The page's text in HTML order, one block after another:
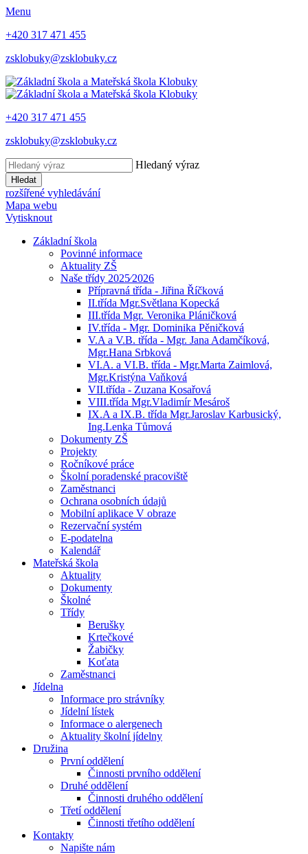
Menu
+420 317 471 455
zsklobuky@zsklobuky.cz
+420 317 471 455
zsklobuky@zsklobuky.cz
Hledaný výraz
Hledat
rozšířené vyhledávání
Mapa webu
Vytisknout
Základní škola
Povinné informace
Aktuality ZŠ
Naše třídy 2025⁄2026
Přípravná třída - Jiřina Říčková
II.třída Mgr.Světlana Kopecká
III.třída Mgr. Veronika Pláničková
IV.třída - Mgr. Dominika Pěničková
V.A a V.B. třída - Mgr. Jana Adamčíková,
Mgr.Hana Srbková
VI.A. a VI.B. třída - Mgr.Marta Zaimlová,
Mgr.Kristýna Vaňková
VII.třída - Zuzana Kosařová
VIII.třída Mgr.Vladimír Mesároš
IX.A a IX.B. třída Mgr.Jaroslav Karbusický,
Ing.Lenka Tůmová
Dokumenty ZŠ
Projekty
Ročníkové práce
Školní poradenské pracoviště
Zaměstnanci
Ochrana osobních údajů
Mobilní aplikace V obraze
Rezervační systém
E-podatelna
Kalendář
Mateřská škola
Aktuality
Dokumenty
Školné
Třídy
Berušky
Krtečkové
Žabičky
Koťata
Zaměstnanci
Jídelna
Informace pro strávníky
Jídelní lístek
Informace o alergenech
Aktuality školní jídelny
Družina
První oddělení
Činnosti prvního oddělení
Druhé oddělení
Činnosti druhého oddělení
Třetí oddělení
Činnosti třetího oddělení
Kontakty
Napište nám